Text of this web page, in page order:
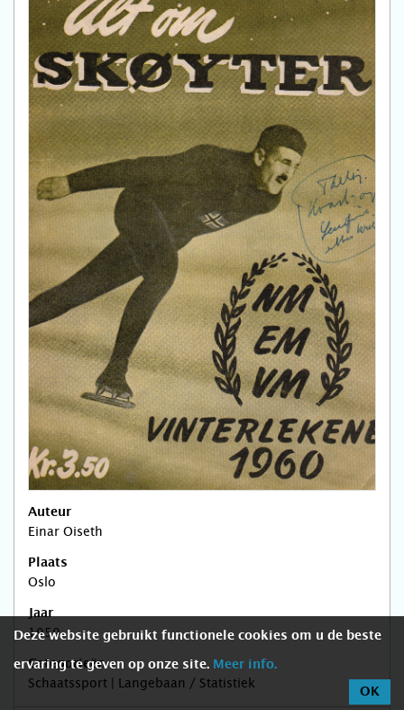
Auteur
Einar Oiseth
Plaats
Oslo
Jaar
1959
Categorieën
Schaatssport | Langebaan / Statistiek
Deze website gebruikt functionele cookies om u de beste
ervaring te geven op onze site. Meer info.
OK